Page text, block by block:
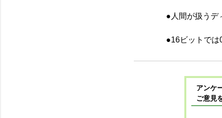
●人間が扱うデ
●16ビットでは
アンケ
ご意見